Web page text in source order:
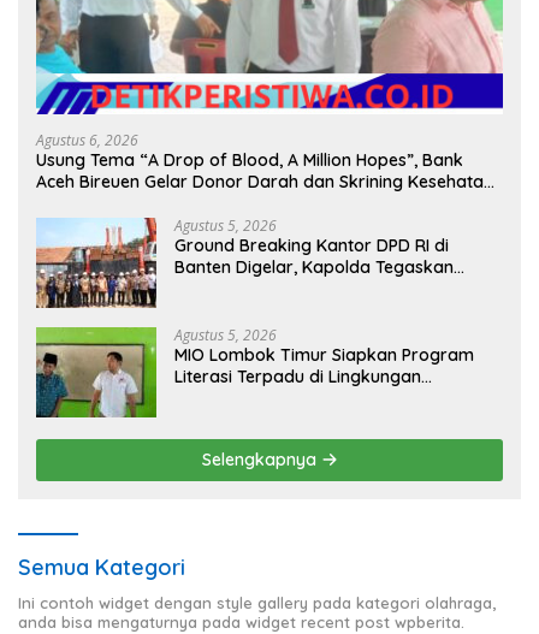
Agustus 6, 2026
Usung Tema “A Drop of Blood, A Million Hopes”, Bank
Aceh Bireuen Gelar Donor Darah dan Skrining Kesehatan
Agustus 5, 2026
Ground Breaking Kantor DPD RI di
Banten Digelar, Kapolda Tegaskan
Agustus 5, 2026
MIO Lombok Timur Siapkan Program
Literasi Terpadu di Lingkungan
Selengkapnya
Semua Kategori
Ini contoh widget dengan style gallery pada kategori olahraga,
anda bisa mengaturnya pada widget recent post wpberita.